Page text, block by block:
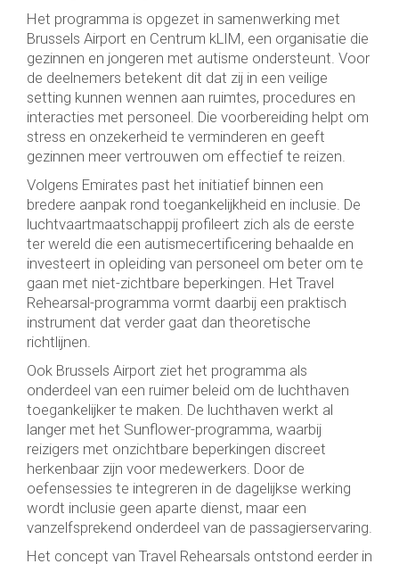
Het programma is opgezet in samenwerking met
Brussels Airport en Centrum kLIM, een organisatie die
gezinnen en jongeren met autisme ondersteunt. Voor
de deelnemers betekent dit dat zij in een veilige
setting kunnen wennen aan ruimtes, procedures en
interacties met personeel. Die voorbereiding helpt om
stress en onzekerheid te verminderen en geeft
gezinnen meer vertrouwen om effectief te reizen.
Volgens Emirates past het initiatief binnen een
bredere aanpak rond toegankelijkheid en inclusie. De
luchtvaartmaatschappij profileert zich als de eerste
ter wereld die een autismecertificering behaalde en
investeert in opleiding van personeel om beter om te
gaan met niet-zichtbare beperkingen. Het Travel
Rehearsal-programma vormt daarbij een praktisch
instrument dat verder gaat dan theoretische
richtlijnen.
Ook Brussels Airport ziet het programma als
onderdeel van een ruimer beleid om de luchthaven
toegankelijker te maken. De luchthaven werkt al
langer met het Sunflower-programma, waarbij
reizigers met onzichtbare beperkingen discreet
herkenbaar zijn voor medewerkers. Door de
oefensessies te integreren in de dagelijkse werking
wordt inclusie geen aparte dienst, maar een
vanzelfsprekend onderdeel van de passagierservaring.
Het concept van Travel Rehearsals ontstond eerder in